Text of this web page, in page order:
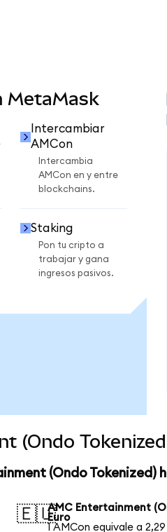
MetaMask
Intercambiar
AMCon
Intercambia
AMCon en y entre
blockchains.
Staking
Pon tu cripto a
trabajar y gana
ingresos pasivos.
(Ondo
(Ondo Tokenized)
🇪🇺AMC Entertainment
Euro
1 AMCon equivale a